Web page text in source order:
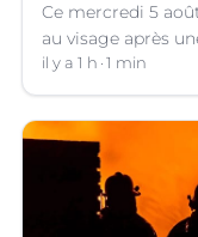
Ce mercredi 5
au visage après
téléphone
il y a 1 h 1 min